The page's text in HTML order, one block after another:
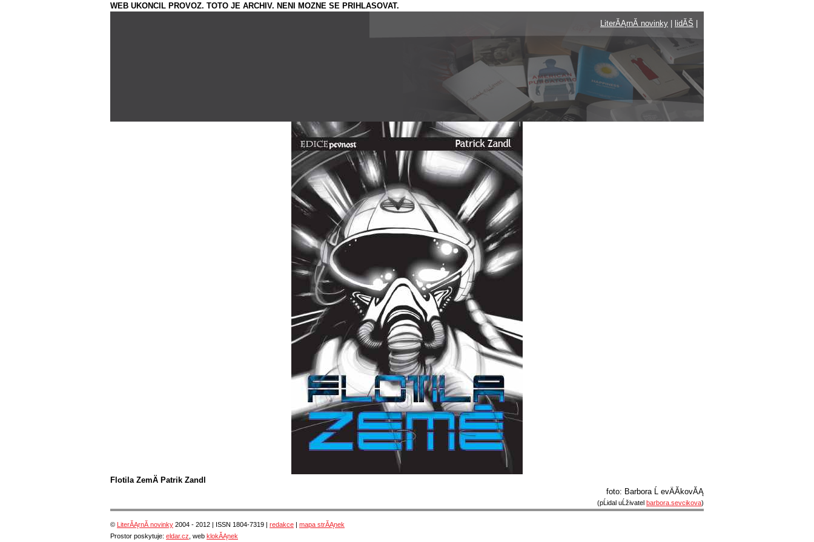
WEB UKONCIL PROVOZ. TOTO JE ARCHIV. NENI MOZNE SE PRIHLASOVAT.
LiterĂĄrnĂ­ novinky
lidĂŠ
Flotila ZemÄ Patrik Zandl
foto: Barbora Ĺ evÄĂ­kovĂĄ
(pĹidal uĹživatel barbora.sevcikova)
© LiterĂĄrnĂ­ novinky 2004 - 2012 | ISSN 1804-7319 | redakce
mapa strĂĄnek
Prostor poskytuje: eldar.cz , web klokĂĄnek